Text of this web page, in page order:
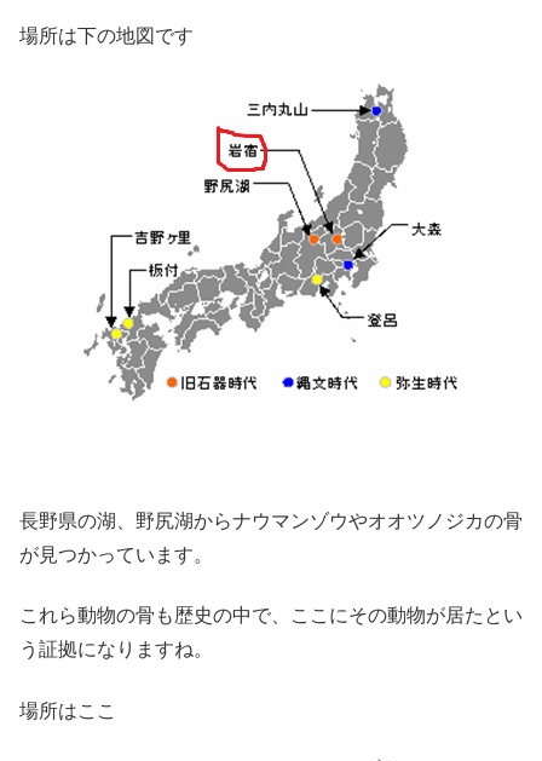
場所は下の地図です
長野県の湖、野尻湖からナウマンゾウやオオツノジカの骨
が見つかっています。
これら動物の骨も歴史の中で、ここにその動物が居たとい
う証拠になりますね。
場所はここ